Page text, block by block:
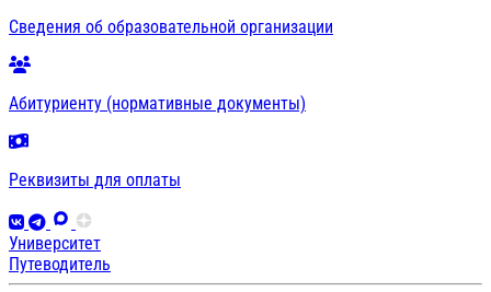
Сведения об образовательной организации
Абитуриенту (нормативные документы)
Реквизиты для оплаты
Университет
Путеводитель